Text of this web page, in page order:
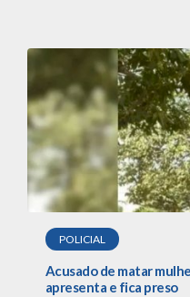
POLICIAL
Acusado de matar
apresenta e fica preso